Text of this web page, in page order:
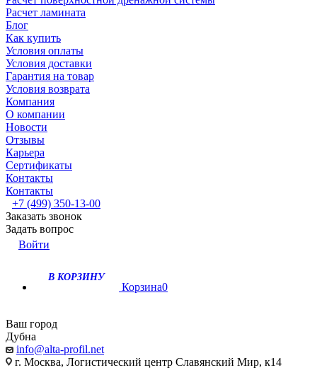
Расчет ламината
Блог
Как купить
Условия оплаты
Условия доставки
Гарантия на товар
Условия возврата
Компания
О компании
Новости
Отзывы
Карьера
Сертификаты
Контакты
Контакты
+7 (499) 350-13-00
Заказать звонок
Задать вопрос
Войти
В КОРЗИНУ
Корзина0
Ваш город
Дубна
info@alta-profil.net
г. Москва, Логистический центр Славянский Мир, к14